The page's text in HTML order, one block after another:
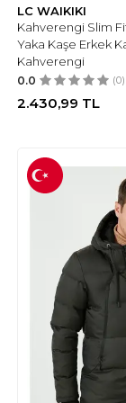
LC WAIKIKI
Kahverengi Slim
Yaka Kaşe Erkek
Kahverengi
0.0 (0)
2.430,99 TL